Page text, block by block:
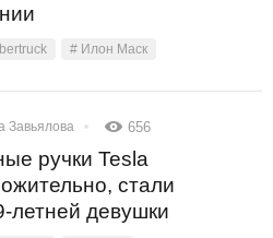
# Илон Маск
Завьялова 656
ручки Tesla
стали
летней девушки